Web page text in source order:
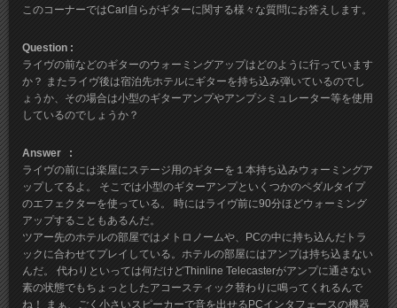
このコーナーではCarl自らがギターに関する様々な質問にお答えします。
Question :
ライヴの前などのギターのウォーミングアップはどのように行っています
か？ またライヴ後は宿泊先ホテルにギターを持ち込み弾いているのでし
ょうか、その場合は小型のギターアンプやアンプシミュレーター等を使用
しているのでしょうか？
Answer :
ライヴの前には楽屋にステージ用のギターを１本持ち込みウォーミングア
ップしてるよ。 そこでは小型のギターアンプといくつかのペダルタイプ
のエフェクターを使っている。 時にはライヴ前に90分ほどウォーミング
アップすることもあるんだ。
ツアー先のホテルの部屋ではメトロノームや、PCの中に持ち込んだトラ
ックに合わせてプレイしている。ホテルの部屋にはアンプは持ち込まない
んだ。 代わりといっては何だけどThinline Telecasterがアンプに通さない
素の状態でもちょっとしたアコースティック替わりに鳴ってくれるんで
ね！ まぁ、ごく小さいスピーカーで音を出せるPCインタフェースの機器